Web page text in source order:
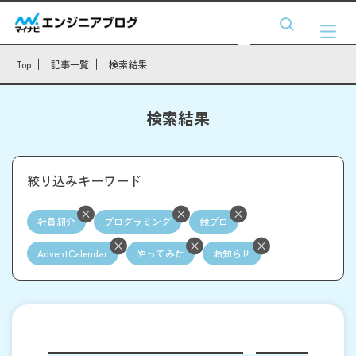
Top 記事一覧 検索結果
検索結果
絞り込みキーワード
社員紹介 プログラミング 競プロ
AdventCalendar やってみた お知らせ